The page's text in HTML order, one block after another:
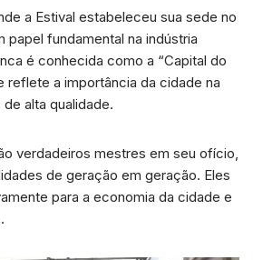
a Estival estabeleceu sua sede no
papel fundamental na indústria
é conhecida como a “Capital do
reflete a importância da cidade na
alta qualidade.
verdadeiros mestres em seu ofício,
de geração em geração. Eles
para a economia da cidade e